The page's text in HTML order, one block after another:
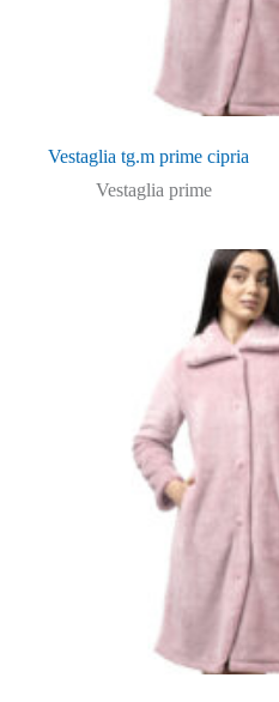
Vestaglia tg.m prime cipria
Vestaglia prime